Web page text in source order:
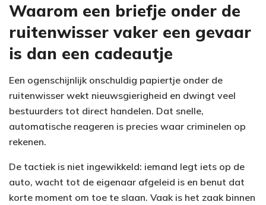
Waarom een briefje onder de
ruitenwisser vaker een gevaar
is dan een cadeautje
Een ogenschijnlijk onschuldig papiertje onder de
ruitenwisser wekt nieuwsgierigheid en dwingt veel
bestuurders tot direct handelen. Dat snelle,
automatische reageren is precies waar criminelen op
rekenen.
De tactiek is niet ingewikkeld: iemand legt iets op de
auto, wacht tot de eigenaar afgeleid is en benut dat
korte moment om toe te slaan. Vaak is het zaak binnen